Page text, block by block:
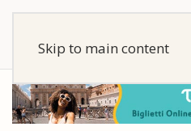
Skip to main content